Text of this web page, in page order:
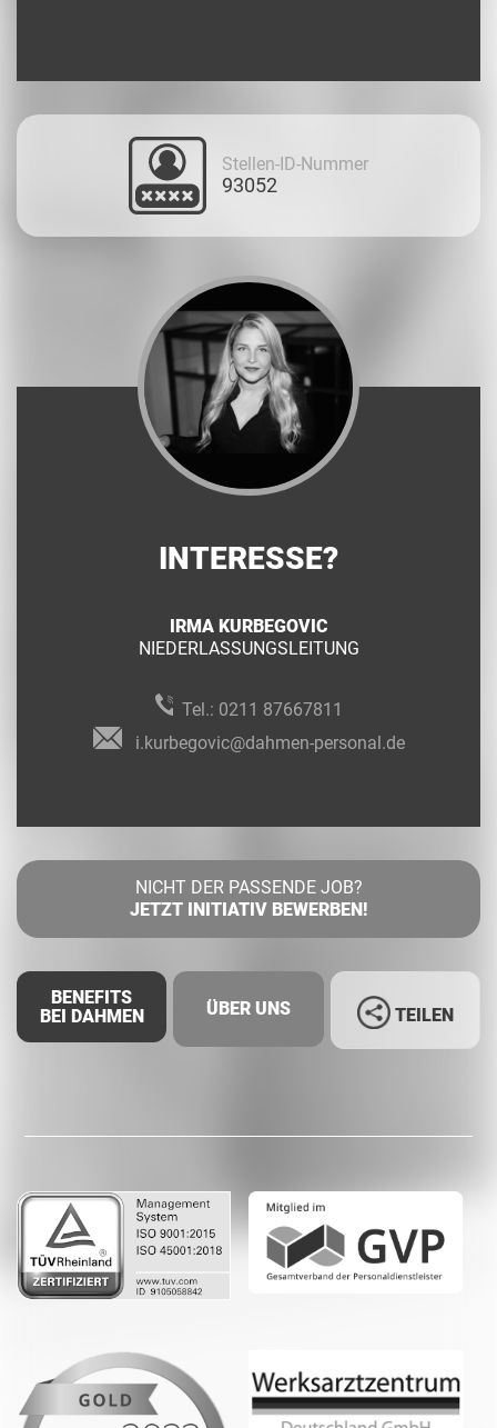
Stellen-ID-Nummer
93052
INTERESSE?
IRMA KURBEGOVIC
NIEDERLASSUNGSLEITUNG
Tel.: 0211 87667811
i.kurbegovic@dahmen-personal.de
NICHT DER PASSENDE JOB?
JETZT INITIATIV BEWERBEN!
BENEFITS
BEI DAHMEN
ÜBER UNS TEILEN